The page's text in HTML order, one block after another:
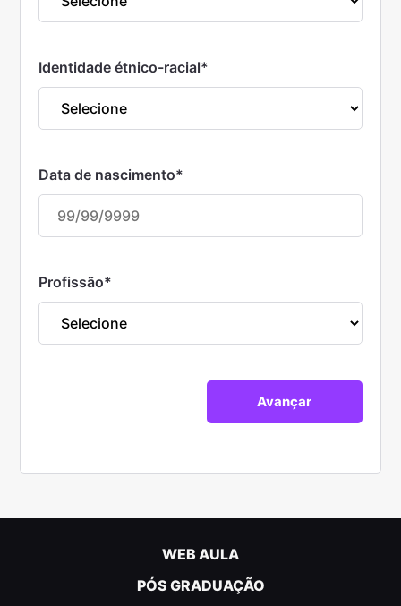
Identidade étnico-racial*
Data de nascimento*
Profissão*
WEB AULA
PÓS GRADUAÇÃO